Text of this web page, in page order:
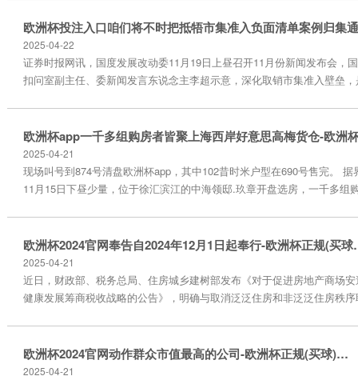
名公共就近管事，盘算披发劳务酬金超27亿元。李超暗示，下一步，国
将督促相...
2025-04-22
证券时报网讯，国度发展改动委11月19日上昼召开11月份新闻发布会，
扣问室副主任、委新闻发言东说念主李超示意，深化取销市集准入壁垒
情况发现一说念、整改一说念、通报一说念，加速破解各样市集准入“玻
2025-04-21
现场叫号到874号清盘欧洲杯app，其中102昔时米户型在690号售完。 据
11月15日下昼少量，位于徐汇滨江的中海领邸.玖章开盘选房，一千多组
103-144昔时米，均价为13.2456万元/昔时米，入围比为2.5，社保系数为欧洲杯2024官网奉
2025-04-21
近日，财政部、税务总局、住房城乡建树部发布《对于促进房地产商场
健康发展筹商税收战略的公告》，明确与取消泛泛住房和非泛泛住房秩
序后筹商个东谈主住房来去税收事项。奉告自2024年12月1日起奉行。 对
于个东谈主转让住房个东谈主所得税 奉告明确，对个东谈主转让住...
欧洲杯2024官网动作群众市值最高的公司-欧洲杯正规(买球)下单平台·中国官方全站
2025-04-21